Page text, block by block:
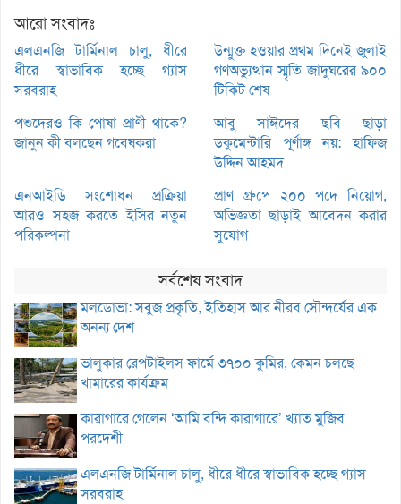
আরো সংবাদঃ
এলএনজি টার্মিনাল চালু, ধীরে
ধীরে স্বাভাবিক হচ্ছে গ্যাস
সরবরাহ
উন্মুক্ত হওয়ার প্রথম দিনেই জুলাই
গণঅভ্যুত্থান স্মৃতি জাদুঘরের ৯০০
টিকিট শেষ
পশুদেরও কি পোষা প্রাণী থাকে?
জানুন কী বলছেন গবেষকরা
আবু সাঈদের ছবি ছাড়া
ডকুমেন্টারি পূর্ণাঙ্গ নয়: হাফিজ
উদ্দিন আহমদ
এনআইডি সংশোধন প্রক্রিয়া
আরও সহজ করতে ইসির নতুন
পরিকল্পনা
প্রাণ গ্রুপে ২০০ পদে নিয়োগ,
অভিজ্ঞতা ছাড়াই আবেদন করার
সুযোগ
সর্বশেষ সংবাদ
মলডোভা: সবুজ প্রকৃতি, ইতিহাস আর নীরব সৌন্দর্যের এক
অনন্য দেশ
ভালুকার রেপটাইলস ফার্মে ৩৭০০ কুমির, কেমন চলছে
খামারের কার্যক্রম
কারাগারে গেলেন ‘আমি বন্দি কারাগারে’ খ্যাত মুজিব
পরদেশী
এলএনজি টার্মিনাল চালু, ধীরে ধীরে স্বাভাবিক হচ্ছে গ্যাস
সরবরাহ